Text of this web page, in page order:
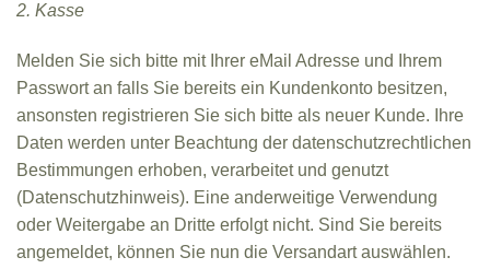
2. Kasse
Melden Sie sich bitte mit Ihrer eMail Adresse und Ihrem
Passwort an falls Sie bereits ein Kundenkonto besitzen,
ansonsten registrieren Sie sich bitte als neuer Kunde. Ihre
Daten werden unter Beachtung der datenschutzrechtlichen
Bestimmungen erhoben, verarbeitet und genutzt
(Datenschutzhinweis). Eine anderweitige Verwendung
oder Weitergabe an Dritte erfolgt nicht. Sind Sie bereits
angemeldet, können Sie nun die Versandart auswählen.